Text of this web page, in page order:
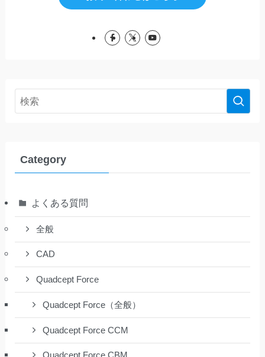
Category
よくある質問
全般
CAD
Quadcept Force
Quadcept Force（全般）
Quadcept Force CCM